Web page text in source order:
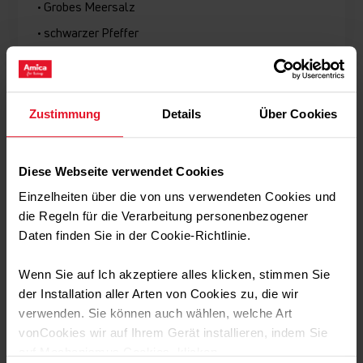
Zustimmung Details Über Cookies
Diese Webseite verwendet Cookies
Einzelheiten über die von uns verwendeten Cookies und
die Regeln für die Verarbeitung personenbezogener
Daten finden Sie in der Cookie-Richtlinie.
Wenn Sie auf Ich akzeptiere alles klicken, stimmen Sie
der Installation aller Arten von Cookies zu, die wir
verwenden. Sie können auch wählen, welche Art
vonCookies wir auf Ihrem Gerät installieren, indem Sie
• Grobes Meersalz
• schwarzer Pfeffer
Zubereitung:
Den frischen Ingwer schälen und fein reiben.
Die Tahinipaste mit dem Zitronensaft in einer kleinen
Schüssel verrühren, bis eine zähe Masse entsteht.
Knoblauch, geriebenen Ingwer und Ahornsirup
unterrühren. Mit grobem Meersalz und frisch gemahlenem
schwarzen Pfeffer würzen.
Abschmecken und je nach Bedarf mit etwas mehr
Zitronensaft, Wasser oder Ahornsirup nachwürzen.